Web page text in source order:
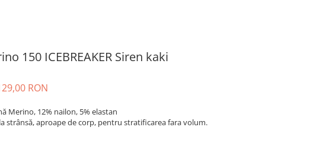
150 ICEBREAKER Siren kaki
RON
Merino, 12% nailon, 5% elastan
strânsă, aproape de corp, pentru stratificarea fara volum.